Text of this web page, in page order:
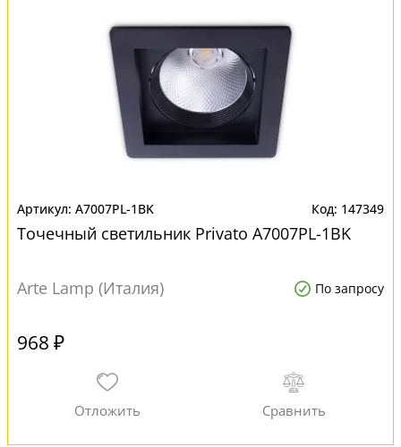
A7007PL-1BK 147349
Точечный светильник Privato A7007PL-1BK
Arte Lamp (Италия) По запросу
968 ₽